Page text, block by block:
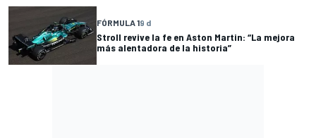
FÓRMULA 19 d
Stroll revive la fe en Aston Martin: “La mejora
más alentadora de la historia”